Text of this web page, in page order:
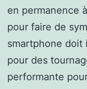
en permanence
pour faire de
smartphone doit
pour des
performante